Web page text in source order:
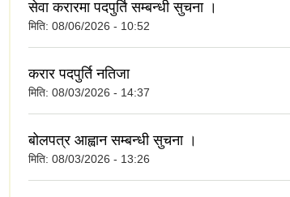
सेवा करारमा पदपुर्ति सम्बन्धी सुचना ।
मिति: 08/06/2026 - 10:52
करार पदपुर्ति नतिजा
मिति: 08/03/2026 - 14:37
बोलपत्र आह्वान सम्बन्धी सुचना ।
मिति: 08/03/2026 - 13:26